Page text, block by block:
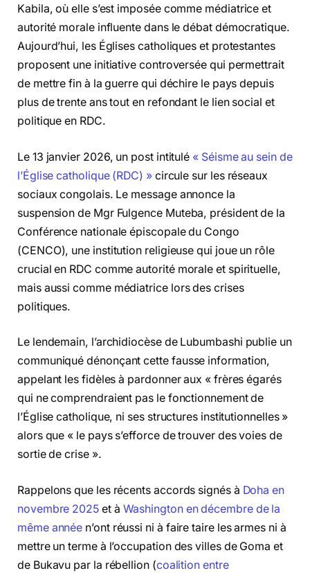
Kabila, où elle s’est imposée comme médiatrice et
autorité morale influente dans le débat démocratique.
Aujourd’hui, les Églises catholiques et protestantes
proposent une initiative controversée qui permettrait
de mettre fin à la guerre qui déchire le pays depuis
plus de trente ans tout en refondant le lien social et
politique en RDC.
Le 13 janvier 2026, un post intitulé « Séisme au sein de
l’Église catholique (RDC) »circule sur les réseaux
sociaux congolais. Le message annonce la
suspension de Mgr Fulgence Muteba, président de la
Conférence nationale épiscopale du Congo
(CENCO), une institution religieuse qui joue un rôle
crucial en RDC comme autorité morale et spirituelle,
mais aussi comme médiatrice lors des crises
politiques.
Le lendemain, l’archidiocèse de Lubumbashi publie un
communiqué dénonçant cette fausse information,
appelant les fidèles à pardonner aux « frères égarés
qui ne comprendraient pas le fonctionnement de
l’Église catholique, ni ses structures institutionnelles »
alors que « le pays s’efforce de trouver des voies de
sortie de crise ».
Rappelons que les récents accords signés à Doha en
novembre 2025et à Washington en décembre de la
même année n’ont réussi ni à faire taire les armes ni à
mettre un terme à l’occupation des villes de Goma et
de Bukavu par la rébellion (coalition entre